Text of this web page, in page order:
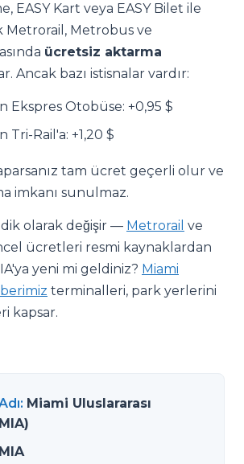
EASY Kart veya EASY Bilet ile
Metrorail, Metrobus ve
ücretsiz aktarma
Ancak bazı istisnalar vardır:
Ekspres Otobüse: +0,95 $
Tri-Rail'a: +1,20 $
tam ücret geçerli olur ve
imkanı sunulmaz.
olarak değişir — Metrorail ve
ücretleri resmi kaynaklardan
yeni mi geldiniz? Miami
terminalleri, park yerlerini
kapsar.
: Miami Uluslararası
MIA